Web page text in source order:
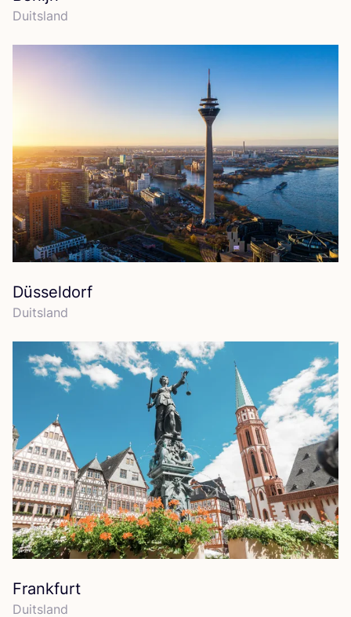
Duits­land
Düsseldorf
Duits­land
Frankfurt
Duits­land